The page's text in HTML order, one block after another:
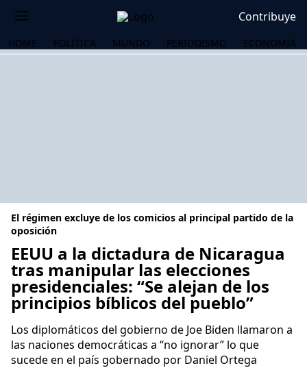
Contribuye
HOME POLÍTICA MUNDO PERIODISMO ECONOMÍA
El régimen excluye de los comicios al principal partido de la
oposición
EEUU a la dictadura de Nicaragua
tras manipular las elecciones
presidenciales: “Se alejan de los
principios bíblicos del pueblo”
Los diplomáticos del gobierno de Joe Biden llamaron a
las naciones democráticas a “no ignorar” lo que
sucede en el país gobernado por Daniel Ortega